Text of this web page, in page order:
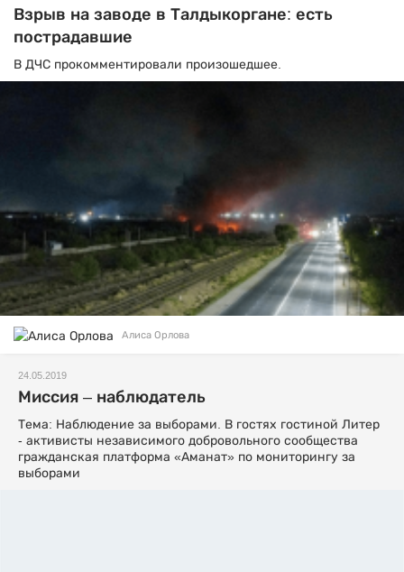
Взрыв на заводе в Талдыкоргане: есть
пострадавшие
В ДЧС прокомментировали произошедшее.
Алиса Орлова
24.05.2019
Миссия – наблюдатель
Тема: Наблюдение за выборами. В гостях гостиной Литер
- активисты независимого добровольного сообщества
гражданская платформа «Аманат» по мониторингу за
выборами